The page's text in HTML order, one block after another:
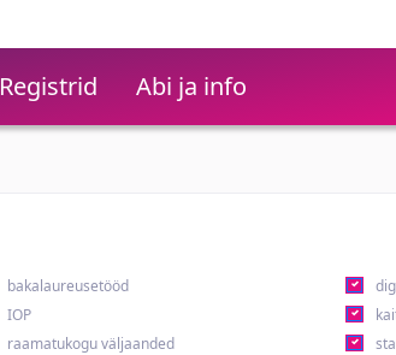
Registrid Abi ja info
bakalaureusetööd
IOP
raamatukogu väljaanded